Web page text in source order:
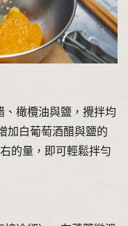
橄欖油與鹽，攪拌均
加白葡萄酒醋與鹽的
的量，即可輕鬆拌勻